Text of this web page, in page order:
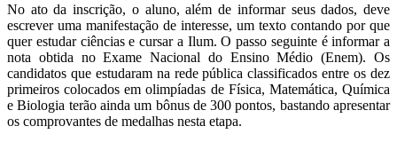
No ato da inscrição, o aluno, além de informar seus dados, deve
escrever uma manifestação de interesse, um texto contando por que
quer estudar ciências e cursar a Ilum. O passo seguinte é informar a
nota obtida no Exame Nacional do Ensino Médio (Enem). Os
candidatos que estudaram na rede pública classificados entre os dez
primeiros colocados em olimpíadas de Física, Matemática, Química
e Biologia terão ainda um bônus de 300 pontos, bastando apresentar
os comprovantes de medalhas nesta etapa.